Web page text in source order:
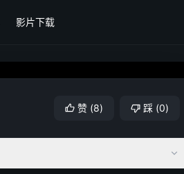
影片下载
赞 (8) 踩 (0)